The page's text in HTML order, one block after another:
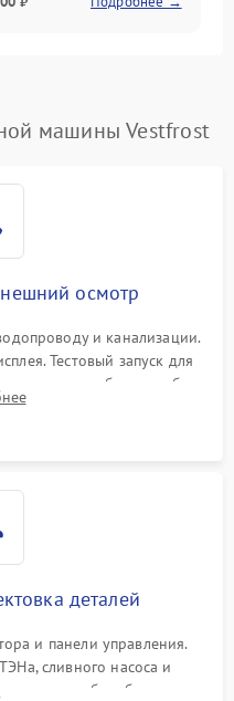
₽ Подробнее →
машины Vestfrost
осмотр
и канализации.
Тестовый запуск для
или сбоев в работе
управления.
деталей
и панели управления.
сливного насоса и
барабана и